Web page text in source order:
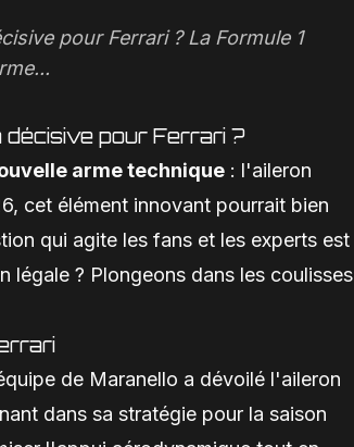
pour Ferrari ? La Formule 1
décisive pour Ferrari ?
arme technique : l'aileron
cet élément innovant pourrait bien
qui agite les fans et les experts est
légale ? Plongeons dans les coulisses
de Maranello a dévoilé l'aileron
dans sa stratégie pour la saison